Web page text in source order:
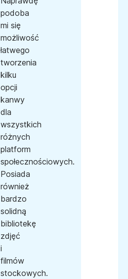
podoba
mi się
możliwość
łatwego
tworzenia
kilku
opcji
kanwy
dla
wszystkich
różnych
platform
społecznościowych.
Posiada
również
bardzo
solidną
bibliotekę
zdjęć
i
filmów
stockowych.